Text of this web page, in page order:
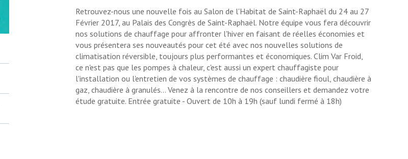
Retrouvez-nous une nouvelle fois au Salon de l'Habitat de Saint-Raphaël du 24 au 27
Février 2017, au Palais des Congrès de Saint-Raphaël. Notre équipe vous fera découvrir
nos solutions de chauffage pour affronter l'hiver en faisant de réelles économies et
vous présentera ses nouveautés pour cet été avec nos nouvelles solutions de
climatisation réversible, toujours plus performantes et économiques. Clim Var Froid,
ce n'est pas que les pompes à chaleur, c'est aussi un expert chauffagiste pour
l'installation ou l'entretien de vos systèmes de chauffage : chaudière fioul, chaudière à
gaz, chaudière à granulés... Venez à la rencontre de nos conseillers et demandez votre
étude gratuite. Entrée gratuite - Ouvert de 10h à 19h (sauf lundi fermé à 18h)